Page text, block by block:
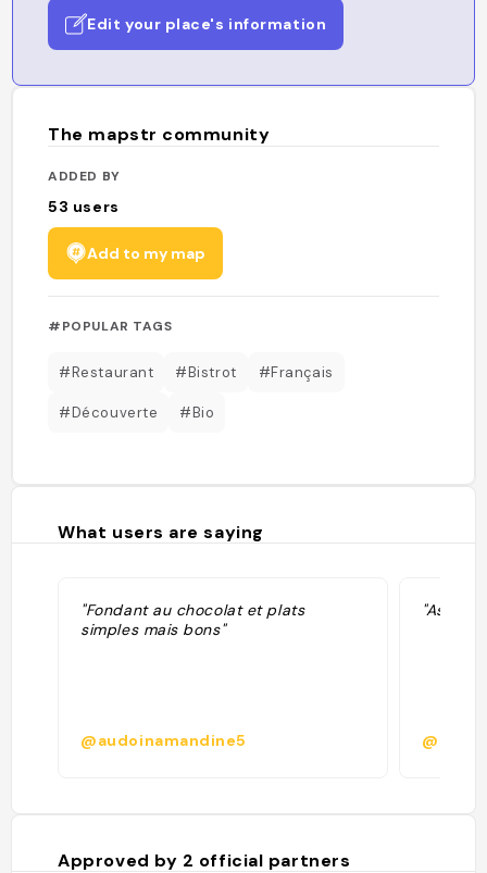
Edit your place's information
The mapstr community
ADDED BY
53 users
Add to my map
#POPULAR TAGS
#Restaurant #Bistrot #Français
#Découverte #Bio
What users are saying
"Fondant au chocolat et plats
simples mais bons"
@audoinamandine5 @
Approved by 2 official partners